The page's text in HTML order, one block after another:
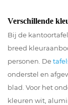
Verschillende
Bij de
breed
personen. De
onderstel en
blad. Voor het
kleuren wit,